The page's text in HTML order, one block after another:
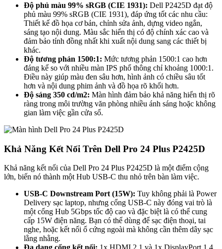
Độ phủ màu 99% sRGB (CIE 1931): Dell P2425D đạt độ
phủ màu 99% sRGB (CIE 1931), đáp ứng tốt các nhu cầu:
Thiết kế đồ họa cơ bản, chỉnh sửa ảnh, dựng video ngắn,
sáng tạo nội dung. Màu sắc hiển thị có độ chính xác cao và
đảm bảo tính đồng nhất khi xuất nội dung sang các thiết bị
khác.
Độ tương phản 1500:1: Mức tương phản 1500:1 cao hơn
đáng kể so với nhiều màn IPS phổ thông chỉ khoảng 1000:1.
Điều này giúp màu đen sâu hơn, hình ảnh có chiều sâu tốt
hơn và nội dung phim ảnh và đồ họa rõ khối hơn.
Độ sáng 350 cd/m2: Màn hình đảm bảo khả năng hiển thị rõ
ràng trong môi trường văn phòng nhiều ánh sáng hoặc không
gian làm việc gần cửa sổ.
Khả Năng Kết Nối Trên Dell Pro 24 Plus P2425D
Khả năng kết nối của Dell Pro 24 Plus P2425D là một điểm cộng
lớn, biến nó thành một Hub USB-C thu nhỏ trên bàn làm việc.
USB-C Downstream Port (15W): Tuy không phải là Power
Delivery sạc laptop, nhưng cổng USB-C này đóng vai trò là
một cổng Hub 5Gbps tốc độ cao và đặc biệt là có thể cung
cấp 15W điện năng. Bạn có thể dùng để sạc điện thoại, tai
nghe, hoặc kết nối ổ cứng ngoài mà không cần thêm dây sạc
lằng nhằng.